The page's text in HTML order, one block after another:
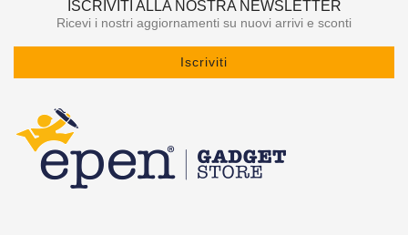
ISCRIVITI ALLA NOSTRA NEWSLETTER
Ricevi i nostri aggiornamenti su nuovi arrivi e sconti
Iscriviti